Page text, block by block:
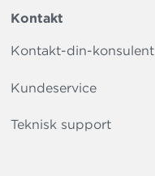
Kontakt
Kontakt-din-konsulent
Kundeservice
Teknisk support